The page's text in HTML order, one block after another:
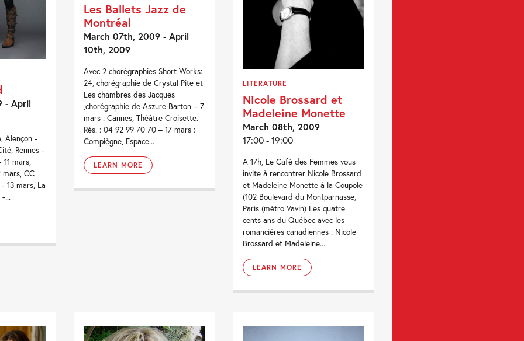
- April
Alençon -
Rennes -
11 mars,
mars, CC
13 mars, La
...
Les Ballets Jazz de
Montréal
March 07th, 2009 - April
10th, 2009
Avec 2 chorégraphies Short Works:
24, chorégraphie de Crystal Pite et
Les chambres des Jacques
,chorégraphie de Aszure Barton – 7
mars : Cannes, Théâtre Croisette.
Rés. : 04 92 99 70 70 – 17 mars :
Compiègne, Espace...
LEARN MORE
LITERATURE
Nicole Brossard et
Madeleine Monette
March 08th, 2009
17:00 - 19:00
A 17h, Le Café des Femmes vous
invite à rencontrer Nicole Brossard
et Madeleine Monette à la Coupole
(102 Boulevard du Montparnasse,
Paris (métro Vavin) Les quatre
cents ans du Québec avec les
romancières canadiennes : Nicole
Brossard et Madeleine...
LEARN MORE